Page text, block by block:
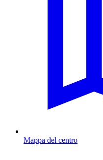
Mappa del centro